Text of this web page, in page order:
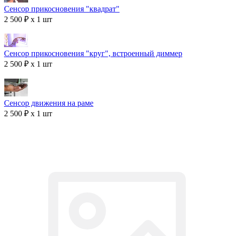
Сенсор прикосновения "квадрат"
2 500 ₽ x 1 шт
Сенсор прикосновения "круг", встроенный диммер
2 500 ₽ x 1 шт
Сенсор движения на раме
2 500 ₽ x 1 шт